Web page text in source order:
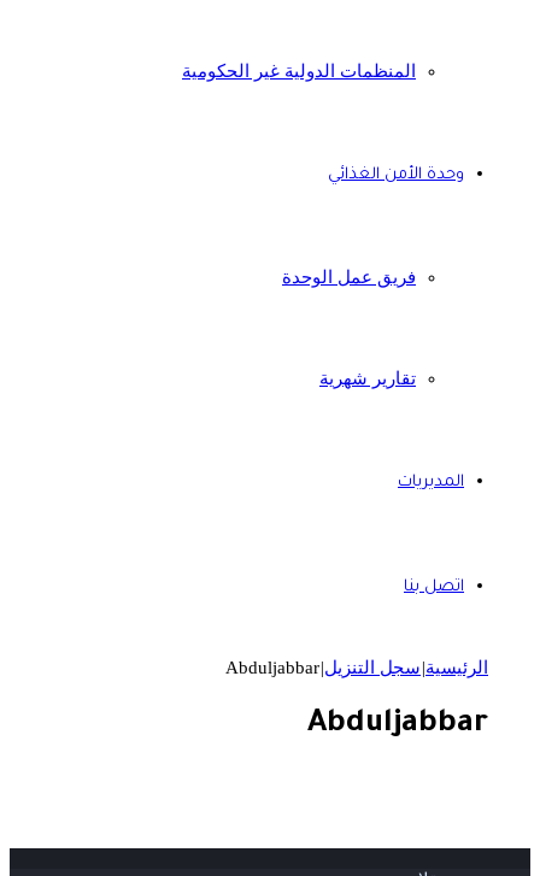
المنظمات الدولية غير الحكومية
وحدة الأمن الغذائي
فريق عمل الوحدة
تقارير شهرية
المديريات
اتصل بنا
الرئيسية|سجل التنزيل|
Abduljabbar
Abduljabbar